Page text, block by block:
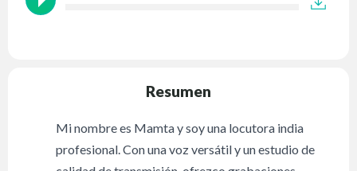
Resumen
Mi nombre es Mamta y soy una locutora india
profesional. Con una voz versátil y un estudio de